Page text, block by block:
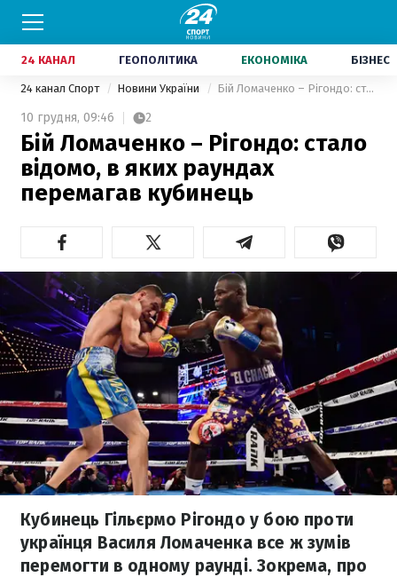
24 КАНАЛ ГЕОПОЛІТИКА ЕКОНОМІКА БІЗНЕС
24 канал Спорт Новини України Бій Ломаченко – Рігондо: стало відомо, в яких раундах перемагав кубинець
10 грудня, 09:46 2
Бій Ломаченко – Рігондо: стало
відомо, в яких раундах
перемагав кубинець
Кубинець Гільєрмо Рігондо у бою проти
українця Василя Ломаченка все ж зумів
перемогти в одному раунді. Зокрема, про